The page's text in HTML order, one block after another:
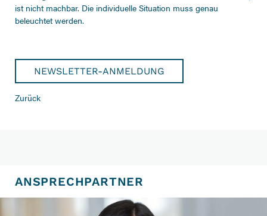
ist nicht machbar. Die individuelle Situation muss genau
beleuchtet werden.
NEWSLETTER-ANMELDUNG
Zurück
ANSPRECHPARTNER